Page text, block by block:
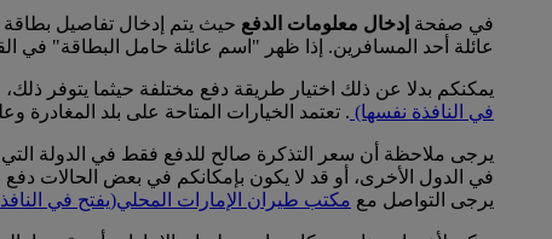
في صفحة إدخال معلومات الدفع حيث يتم إدخال تفاصيل بطاقة
عائلة أحد المسافرين. إذا ظهر "اسم عائلة حامل البطاقة" في
يمكنكم بدلا عن ذلك اختيار طريقة دفع مختلفة حيثما يتوفر
في النافذة نفسها) . تعتمد الخيارات المتاحة على بلد المغادرة
يرجى ملاحظة أن سعر التذكرة صالح للدفع فقط في الدولة التي
في الدول الأخرى، أو قد لا يكون بإمكانكم في بعض الحالات دفع
يرجى التواصل مع مكتب طيران الإمارات المحلي(يفتح في